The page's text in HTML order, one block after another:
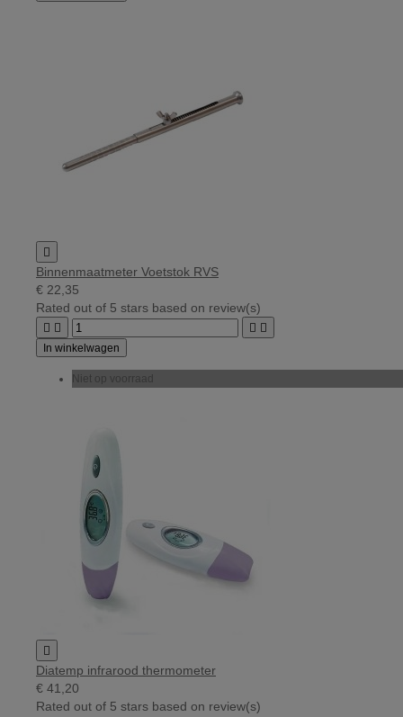

Binnenmaatmeter Voetstok RVS
€ 22,35
Rated out of 5 stars based on review(s)
   
In winkelwagen
Niet op voorraad

Diatemp infrarood thermometer
€ 41,20
Rated out of 5 stars based on review(s)